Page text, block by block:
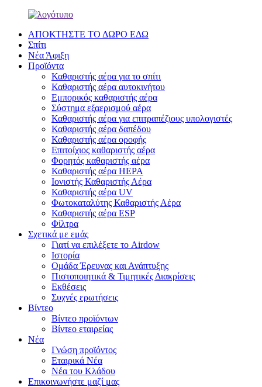
ΑΠΟΚΤΗΣΤΕ ΤΟ ΔΩΡΟ ΕΔΩ
Σπίτι
Νέα Άφιξη
Προϊόντα
Καθαριστής αέρα για το σπίτι
Καθαριστής αέρα αυτοκινήτου
Εμπορικός καθαριστής αέρα
Σύστημα εξαερισμού αέρα
Καθαριστής αέρα για επιτραπέζιους υπολογιστές
Καθαριστής αέρα δαπέδου
Καθαριστής αέρα οροφής
Επιτοίχιος καθαριστής αέρα
Φορητός καθαριστής αέρα
Καθαριστής αέρα HEPA
Ιονιστής Καθαριστής Αέρα
Καθαριστής αέρα UV
Φωτοκαταλύτης Καθαριστής Αέρα
Καθαριστής αέρα ESP
Φίλτρα
Σχετικά με εμάς
Γιατί να επιλέξετε το Airdow
Ιστορία
Ομάδα Έρευνας και Ανάπτυξης
Πιστοποιητικά & Τιμητικές Διακρίσεις
Εκθέσεις
Συχνές ερωτήσεις
Βίντεο
Βίντεο προϊόντων
Βίντεο εταιρείας
Νέα
Γνώση προϊόντος
Εταιρικά Νέα
Νέα του Κλάδου
Επικοινωνήστε μαζί μας